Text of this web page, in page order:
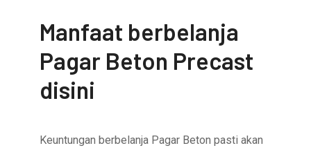
Manfaat berbelanja
Pagar Beton Precast
disini
Keuntungan berbelanja Pagar Beton pasti akan